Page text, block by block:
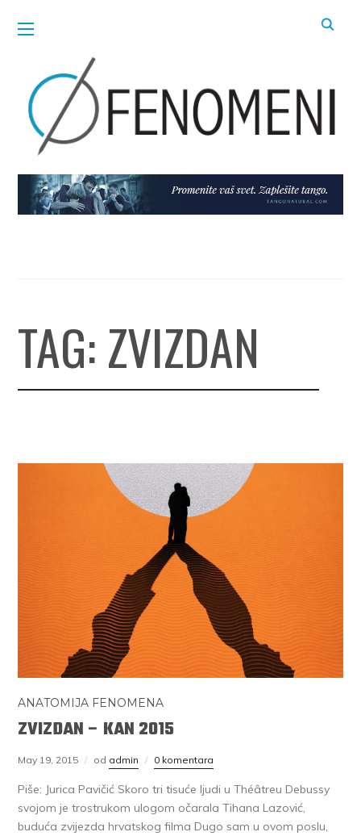
TAG:ZVIZDAN
ANATOMIJA FENOMENA
ZVIZDAN – KAN 2015
May 19, 2015 od admin 0 komentara
Piše: Jurica Pavičić Skoro tri tisuće ljudi u Théâtreu Debussy
svojom je trostrukom ulogom očarala Tihana Lazović,
buduća zvijezda hrvatskog filma Dugo sam u ovom poslu,